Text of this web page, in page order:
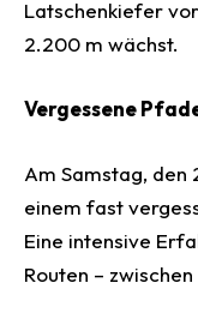
Latschenkiefer
2.200 m wächst.
Vergessene
Am Samstag,
einem fast
Eine intensive
Routen –